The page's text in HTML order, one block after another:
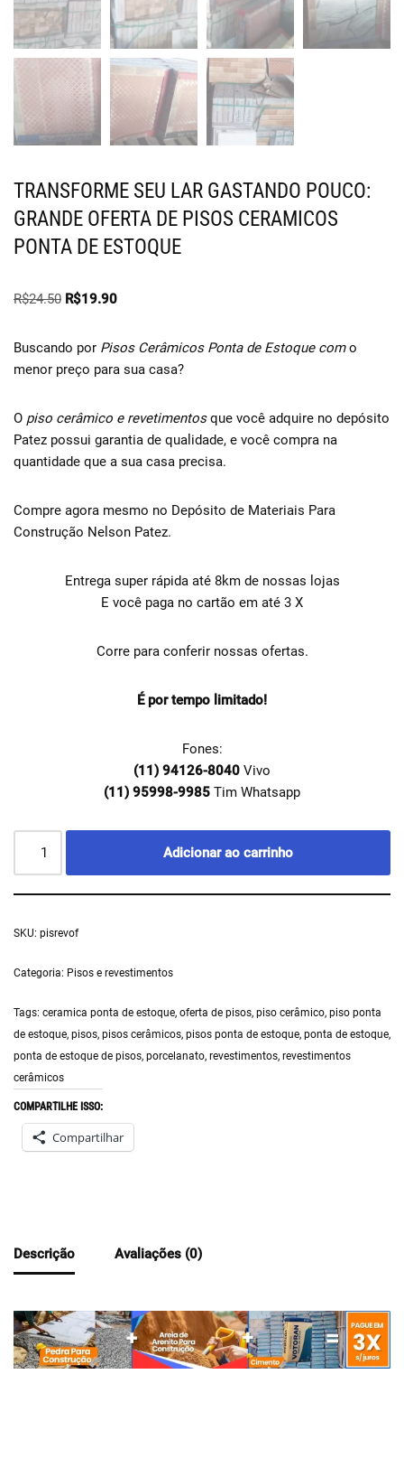
TRANSFORME SEU LAR GASTANDO POUCO:
GRANDE OFERTA DE PISOS CERAMICOS
PONTA DE ESTOQUE
R$24.50 R$19.90
Buscando por Pisos Cerâmicos Ponta de Estoquecomo
menor preço para sua casa?
O piso cerâmico e revetimentosque você adquire no depósito
Patez possui garantia de qualidade, e você compra na
quantidade que a sua casa precisa.
Compre agora mesmo no Depósito de Materiais Para
Construção Nelson Patez.
Entrega super rápida até 8km de nossas lojas
E você paga no cartão em até 3 X
Corre para conferir nossas ofertas.
É por tempo limitado!
Fones:
(11) 94126-8040 Vivo
(11) 95998-9985 Tim Whatsapp
Adicionar ao carrinho
SKU: pisrevof
Categoria: Pisos e revestimentos
Tags: ceramica ponta de estoque, oferta de pisos, piso cerâmico, piso ponta
de estoque, pisos, pisos cerâmicos, pisos ponta de estoque, ponta de estoque,
ponta de estoque de pisos, porcelanato, revestimentos, revestimentos
cerâmicos
COMPARTILHE ISSO:
Compartilhar
Descrição Avaliações (0)